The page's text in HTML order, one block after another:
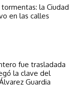
la Ciudad
en las calles
fue trasladada
la clave del
Guardia